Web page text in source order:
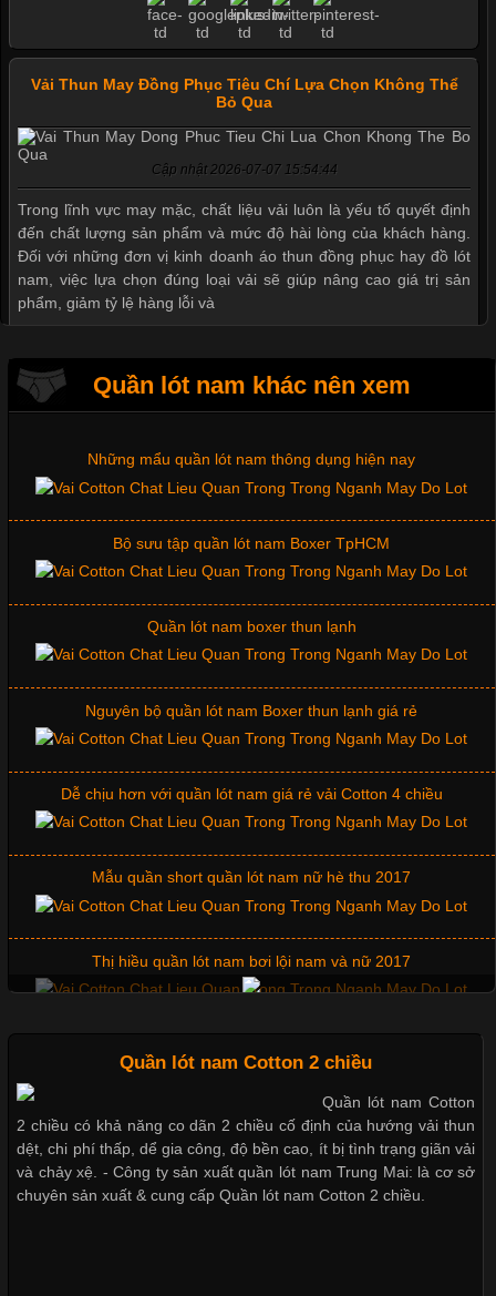
Vải Thun May Đồng Phục Tiêu Chí Lựa Chọn Không Thể
Bỏ Qua
Cập nhật 2026-07-07 15:54:44
Trong lĩnh vực may mặc, chất liệu vải luôn là yếu tố quyết định
đến chất lượng sản phẩm và mức độ hài lòng của khách hàng.
Đối với những đơn vị kinh doanh áo thun đồng phục hay đồ lót
nam, việc lựa chọn đúng loại vải sẽ giúp nâng cao giá trị sản
phẩm, giảm tỷ lệ hàng lỗi và
Áo thun là một trong những trang phục phổ biến nhất hiện nay
nhờ tính tiện dụng, dễ phối đồ và phù hợp với nhiều đối tượng.
quan trọng tạo nên phong cách riêng cho từng sản phẩm. Mỗi
loại cổ áo sẽ mang đến một vẻ đẹp khác
Những Mẫu Áo Thun Đồng Phục Công Ty Được Ưa
Chuộng Hiện Nay
Cập nhật 2026-06-01 14:23:34
Trong môi trường kinh doanh hiện đại, việc xây dựng hình ảnh
chuyên nghiệp đóng vai trò quan trọng đối với sự phát triển của
doanh nghiệp. Một trong những giải pháp hiệu quả được nhiều
đơn vị lựa chọn hiện nay là sử dụng áo thun đồng phục công ty.
Không chỉ giúp tạo sự đồng bộ, áo thun
Chất Liệu Lycra Có Gì Đặc Biệt Trong Ngành Thời Trang?
Vải Lycra Là Gì? Chất Liệu Co Giãn Được Ưa Chuộng Trong
Quần lót nam khác nên xem
Mẫu quần short quần lót nam nữ hè thu 2017
Thị hiều quần lót nam bơi lội nam và nữ 2017
Xu hướng thời trang trẻ và quần lót nam giá sỉ
Giặt và bảo quản quần lót nam đúng cách
Mẫu quần lót nam giá rẻ sốt hè 2017
Những mẩu quần lót nam thông dụng hiện nay
Bộ sưu tập quần lót nam Boxer TpHCM
Quần lót nam boxer thun lạnh
Nguyên bộ quần lót nam Boxer thun lạnh giá rẻ
Dễ chịu hơn với quần lót nam giá rẻ vải Cotton 4 chiều
Mẫu quần short quần lót nam nữ hè thu 2017
Thị hiều quần lót nam bơi lội nam và nữ 2017
Giặt và bảo quản quần lót nam đúng cách
Quần lót nam Cotton 2 chiều
Quần lót nam Cotton
2 chiều có khả năng co dãn 2 chiều cố định của hướng vải thun
dệt, chi phí thấp, dể gia công, độ bền cao, ít bị tình trạng giãn vải
và chảy xệ. - Công ty sản xuất quần lót nam Trung Mai: là cơ sở
chuyên sản xuất & cung cấp Quần lót nam Cotton 2 chiều.